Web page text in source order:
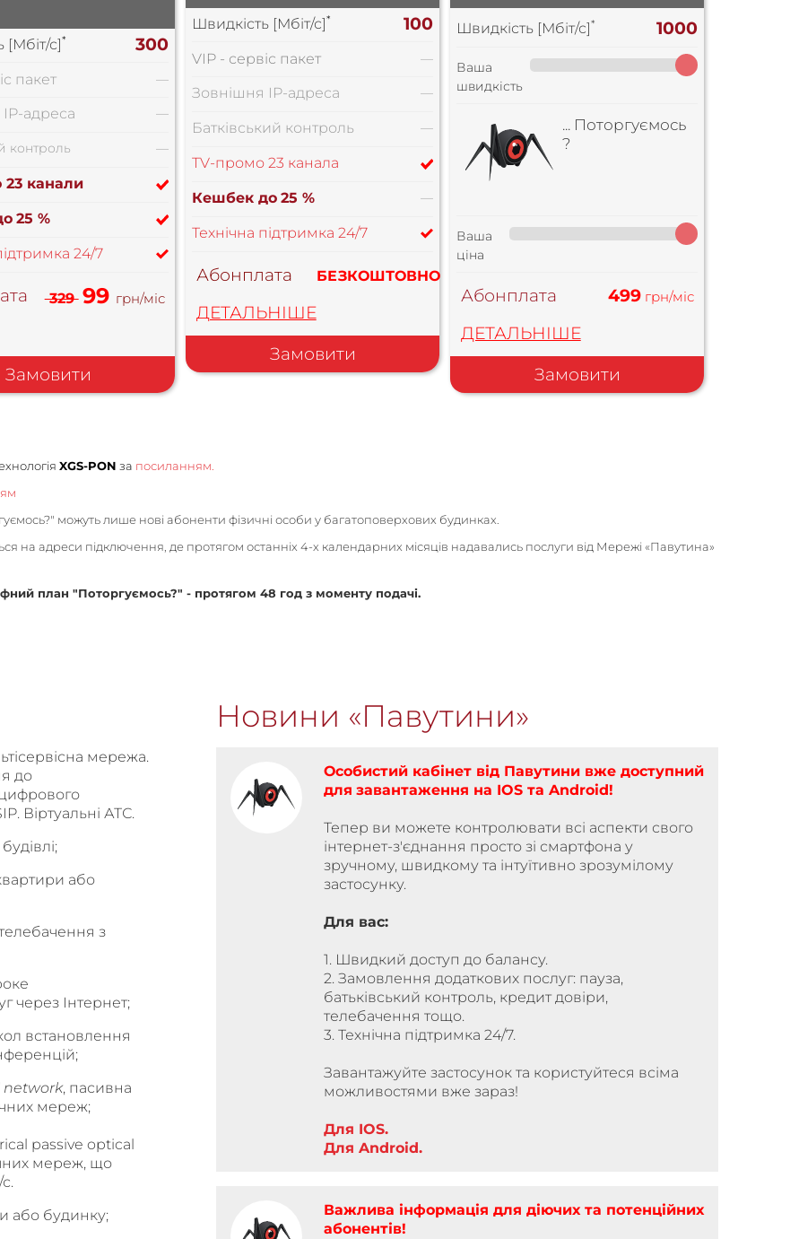
[Мбіт/с]* 300
пакет —
адреса —
контроль —
23 канали
25 %
24/7
329 99 грн/міс
Замовити
Швидкість [Мбіт/с]* 100
VIP - сервіс пакет —
Зовнішня IP-адреса —
Батківський контроль —
TV-промо 23 канала
Кешбек до 25 % —
Технічна підтримка 24/7
Абонплата
ДЕТАЛЬНІШЕ
БЕЗКОШТОВНО
Замовити
Швидкість [Мбіт/с]* 1000
Ваша
швидкість
... Поторгуємось
?
Ваша
ціна
Абонплата
ДЕТАЛЬНІШЕ
499грн/міс
Замовити
XGS-PON за посиланням.
можуть лише нові абоненти фізичні особи у багатоповерхових будинках.
на адреси підключення, де протягом останніх 4-х календарних місяців надавались послуги від Мережі «Павутина»
план "Поторгуємось?" - протягом 48 год з моменту подачі.
мережа.
до
Віртуальні АТС.
або
з
через Інтернет;
встановлення
network, пасивна
мереж;
passive optical
мереж, що
або будинку;
Новини «Павутини»
Особистий кабінет від Павутини вже доступний
для завантаження на ІOS та Android!
Тепер ви можете контролювати всі аспекти свого
інтернет-з'єднання просто зі смартфона у
зручному, швидкому та інтуїтивно зрозумілому
застосунку.
Для вас:
1. Швидкий доступ до балансу.
2. Замовлення додаткових послуг: пауза,
батьківський контроль, кредит довіри,
телебачення тощо.
3. Технічна підтримка 24/7.
Завантажуйте застосунок та користуйтеся всіма
можливостями вже зараз!
Для IOS.
Для Android.
Важлива інформація для діючих та потенційних
абонентів!